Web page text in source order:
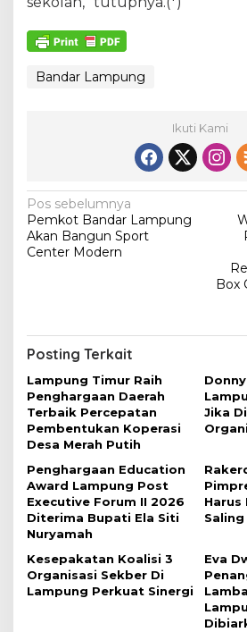
Bandar Lampung
Ikuti Kami
N
a
v
a
s
i
p
o
s
Pos sebelumnya
Pemkot Bandar Lampung
Akan Bangun Sport
Center Modern
Box
Posting Terkait
Lampung Timur Raih
Penghargaan Daerah
Terbaik Percepatan
Pembentukan Koperasi
Desa Merah Putih
Jika
Penghargaan Education
Award Lampung Post
Executive Forum II 2026
Diterima Bupati Ela Siti
Nuryamah
Harus
Kesepakatan Koalisi 3
Organisasi Sekber Di
Lampung Perkuat Sinergi
Eva